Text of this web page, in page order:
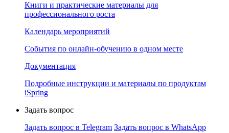
Книги и практические материалы для
профессионального роста
Календарь мероприятий
События по онлайн-обучению в одном месте
Документация
Подробные инструкции и материалы по продуктам
iSpring
Задать вопрос
Задать вопрос в Telegram Задать вопрос в WhatsApp